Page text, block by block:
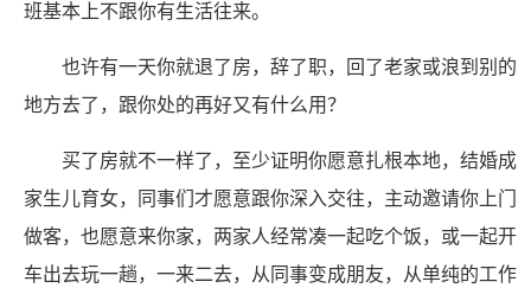
班基本上不跟你有生活往来。
也许有一天你就退了房，辞了职，回了老家或浪到别的
地方去了，跟你处的再好又有什么用？
买了房就不一样了，至少证明你愿意扎根本地，结婚成
家生儿育女，同事们才愿意跟你深入交往，主动邀请你上门
做客，也愿意来你家，两家人经常凑一起吃个饭，或一起开
车出去玩一趟，一来二去，从同事变成朋友，从单纯的工作